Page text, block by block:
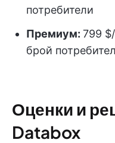
потребители
Премиум: 799
брой
Оценки и
Databox